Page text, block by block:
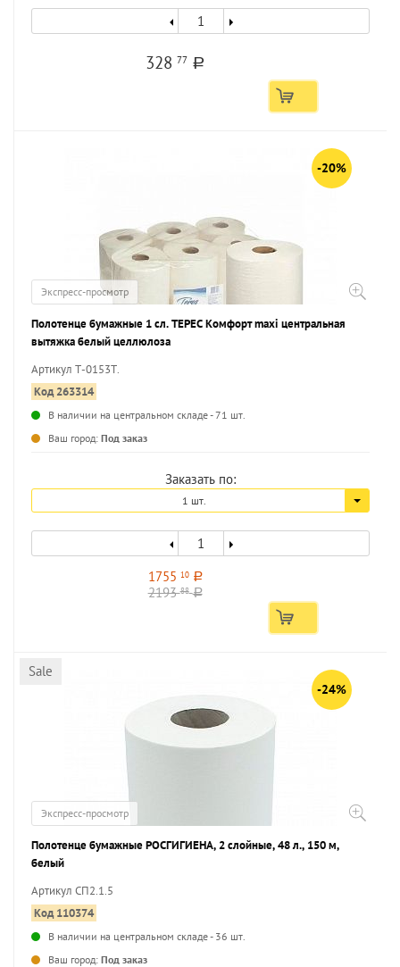
32877 a
-20%
Экспресс-просмотр
Полотенце бумажные 1 сл. ТЕРЕС Комфорт maxi центральная
вытяжка белый целлюлоза
Артикул Т-0153Т.
Код 263314
В наличии на центральном складе - 71 шт.
Ваш город: Под заказ
Заказать по:
1 шт.
1755 10 a
219388 a
Sale
-24%
Экспресс-просмотр
Полотенце бумажные РОСГИГИЕНА, 2 слойные, 48 л., 150 м,
белый
Артикул СП2.1.5
Код 110374
В наличии на центральном складе - 36 шт.
Ваш город: Под заказ